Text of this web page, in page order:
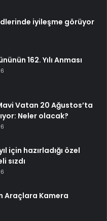
iyileşme görüyor
162. Yılı Anması
Vatan 20 Ağustos’ta
Neler olacak?
için hazırladığı özel
sızdı
Araçlara Kamera